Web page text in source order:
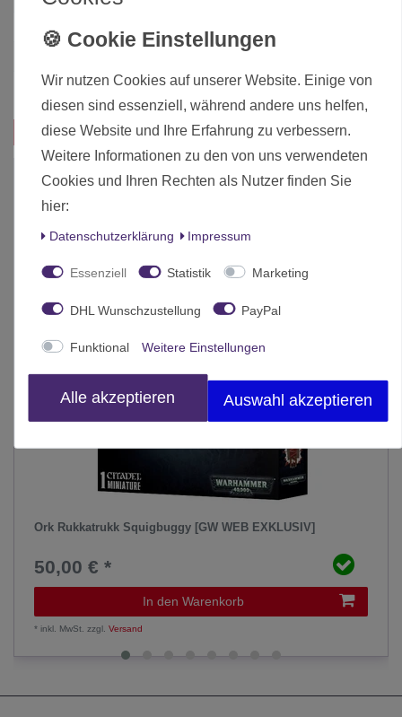
Hersteller
Inhalt 1 Stück
Das passt zu diesem Produkt:
Ork Rukkatrukk Squigbuggy [GW WEB EXKLUSIV]
50,00 € *
In den Warenkorb
*inkl. MwSt. zzgl.Versand
Wir nutzen Cookies auf unserer Website. Einige von
diesen sind essenziell, während andere uns helfen,
diese Website und Ihre Erfahrung zu verbessern.
Weitere Informationen zu den von uns verwendeten
Cookies und Ihren Rechten als Nutzer finden Sie
hier:
Daten­schutz­erklärung Impressum
Essenziell Statistik Marketing
DHL Wunschzustellung PayPal
Funktional Weitere Einstellungen
Alle akzeptieren Auswahl akzeptieren